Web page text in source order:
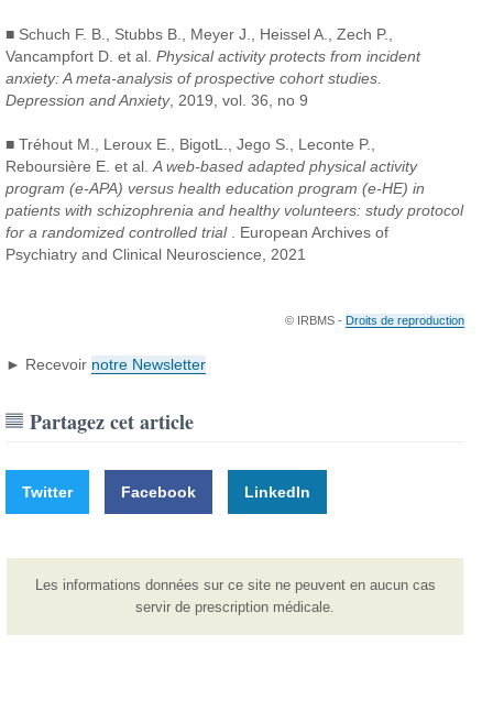
■ Schuch F. B., Stubbs B., Meyer J., Heissel A., Zech P.,
Vancampfort D. et al.Physical activity protects from incident
anxiety: A meta-analysis of prospective cohort studies.
Depression and Anxiety, 2019, vol. 36, no 9
■ Tréhout M., Leroux E., BigotL., Jego S., Leconte P.,
Reboursière E. et al.A web-based adapted physical activity
program (e-APA) versus health education program (e-HE) in
patients with schizophrenia and healthy volunteers: study protocol
for a randomized controlled trial. European Archives of
Psychiatry and Clinical Neuroscience, 2021
© IRBMS - Droits de reproduction
► Recevoir notre Newsletter
Partagez cet article
Twitter Facebook LinkedIn
Les informations données sur ce site ne peuvent en aucun cas
servir de prescription médicale.